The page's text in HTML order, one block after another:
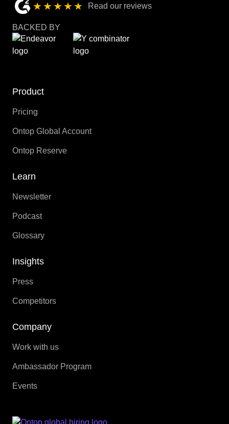
★★★★★ Read our reviews
BACKED BY
Product
Pricing
Ontop Global Account
Ontop Reserve
Learn
Newsletter
Podcast
Glossary
Insights
Press
Competitors
Company
Work with us
Ambassador Program
Events